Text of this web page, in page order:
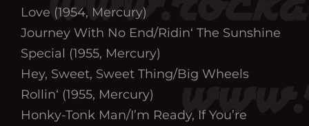
Love (1954, Mercury)
Journey With No End/Ridin‘ The Sunshine
Special (1955, Mercury)
Hey, Sweet, Sweet Thing/Big Wheels
Rollin‘ (1955, Mercury)
Honky-Tonk Man/I’m Ready, If You’re